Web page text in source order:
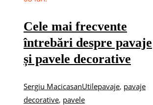
Cele mai frecvente
întrebări despre pavaje
și pavele decorative
Sergiu MacicasanUtilepavaje, pavaje
decorative, pavele